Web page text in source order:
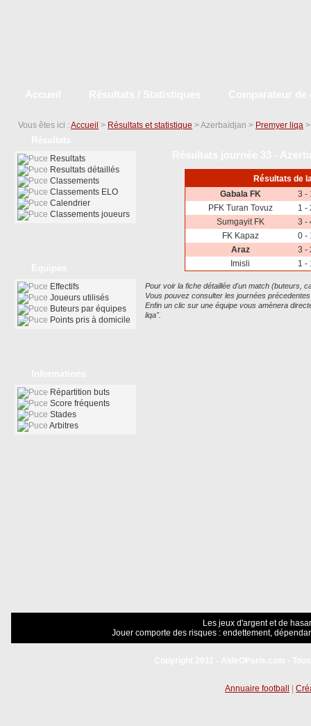
Vous êtes ici : Accueil > Résultats et statistique > Azerbaïdjan > Premyer liqa
Résultats de
Gabala FK
3 -
PFK Turan Tovuz
1 -
Sumgayit FK
3 -
FK Kapaz
0 -
Araz
3 -
Imisli
1 -
Pour voir la fiche détaillée d'un match (buteurs,
Vous pouvez consulter les journées
Enfin un clic sur une équipe vous amènera
liqa".
Resultats
Resultats détaillés
Classements
Classements ELO
Calendrier
Classements joueurs
Effectifs
Joueurs utilisés
Buteurs par équipes
Points pris à domicile
Répartition buts
Score fréquents
Stades
Arbitres
Les jeux d'argent et de
Jouer comporte des risques : endettement,
Annuaire football